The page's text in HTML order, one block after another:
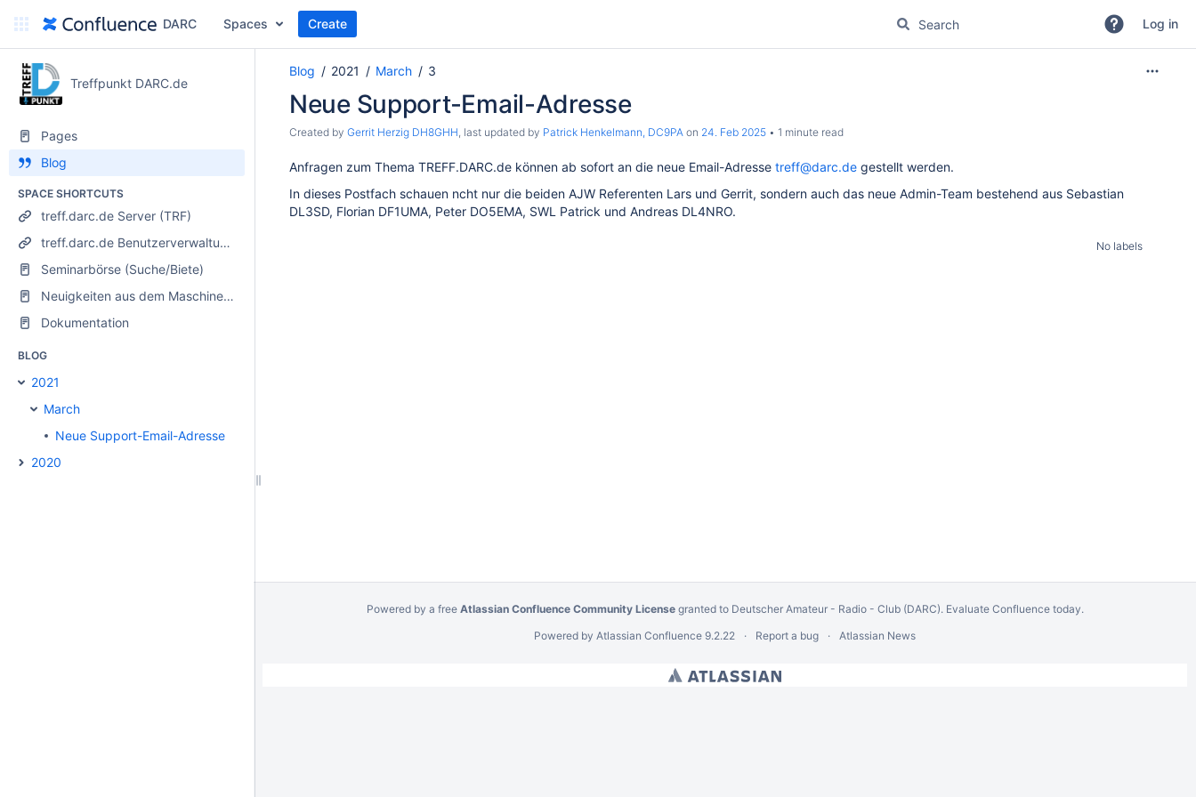
DARC Spaces Create Log in
Treffpunkt DARC.de
Pages
Blog
SPACE SHORTCUTS
treff.darc.de Server (TRF)
treff.darc.de Benutzerverwaltung (TRFWEB)
Seminarbörse (Suche/Biete)
Neuigkeiten aus dem Maschinenraum
Dokumentation
BLOG
2021
March
Neue Support-Email-Adresse
2020
Blog 2021 March 3
Neue Support-Email-Adresse
Created by Gerrit Herzig DH8GHH, last updated by Patrick Henkelmann, DC9PA on 24. Feb 2025 1 minute read
Anfragen zum Thema TREFF.DARC.de können ab sofort an die neue Email-Adresse treff@darc.de gestellt werden.
In dieses Postfach schauen ncht nur die beiden AJW Referenten Lars und Gerrit, sondern auch das neue Admin-Team bestehend aus Sebastian
DL3SD, Florian DF1UMA, Peter DO5EMA, SWL Patrick und Andreas DL4NRO.
No labels
Powered by a free Atlassian Confluence Community Licensegranted to Deutscher Amateur - Radio - Club (DARC). Evaluate Confluence today.
Powered by Atlassian Confluence 9.2.22 Report a bug Atlassian News